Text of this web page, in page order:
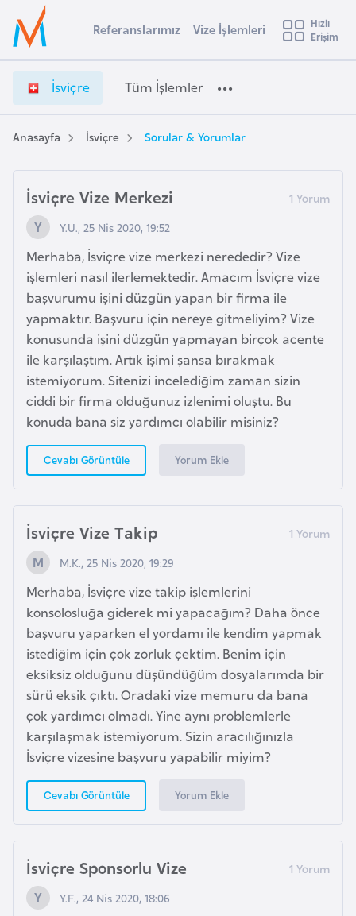
Ülke Seçimi
Başvuru yapmak istediğiniz ülkeyi seçin
Üye
Girişi
s
i
ç
V
i
z
e
ş
l
e
m
l
e
r
i
e
Referanslarımız Vize İşlemleri
Hızlı
Erişim
İsviçre Tüm İşlemler
Anasayfa İsviçre Sorular & Yorumlar
İsviçre Vize Merkezi
Y.U., 25 Nis 2020, 19:52
Merhaba, İsviçre vize merkezi nerededir? Vize
işlemleri nasıl ilerlemektedir. Amacım İsviçre vize
başvurumu işini düzgün yapan bir firma ile
yapmaktır. Başvuru için nereye gitmeliyim? Vize
konusunda işini düzgün yapmayan birçok acente
ile karşılaştım. Artık işimi şansa bırakmak
istemiyorum. Sitenizi incelediğim zaman sizin
ciddi bir firma olduğunuz izlenimi oluştu. Bu
konuda bana siz yardımcı olabilir misiniz?
Cevabı Görüntüle Yorum Ekle
İsviçre Vize Takip
M.K., 25 Nis 2020, 19:29
Merhaba, İsviçre vize takip işlemlerini
konsolosluğa giderek mi yapacağım? Daha önce
başvuru yaparken el yordamı ile kendim yapmak
istediğim için çok zorluk çektim. Benim için
eksiksiz olduğunu düşündüğüm dosyalarımda bir
sürü eksik çıktı. Oradaki vize memuru da bana
çok yardımcı olmadı. Yine aynı problemlerle
karşılaşmak istemiyorum. Sizin aracılığınızla
İsviçre vizesine başvuru yapabilir miyim?
Cevabı Görüntüle Yorum Ekle
İsviçre Sponsorlu Vize
Y.F., 24 Nis 2020, 18:06
s
t
r
a
A
v
u
s
t
u
r
y
a
A
z
e
r
b
a
y
c
a
n
B
a
h
r
e
y
n
B
n
g
l